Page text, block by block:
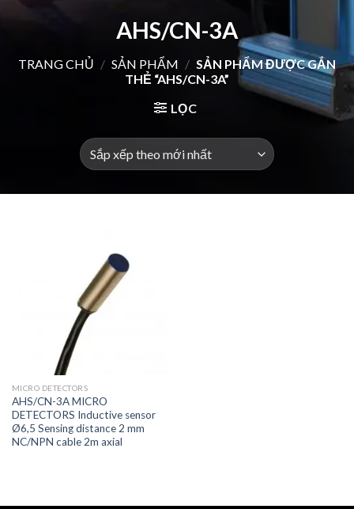
AHS/CN-3A
TRANG CHỦ / SẢN PHẨM / SẢN PHẨM ĐƯỢC GẮN
THẺ “AHS/CN-3A”
LỌC
MICRO DETECTORS
AHS/CN-3A MICRO
DETECTORS Inductive sensor
Ø6,5 Sensing distance 2 mm
NC/NPN cable 2m axial